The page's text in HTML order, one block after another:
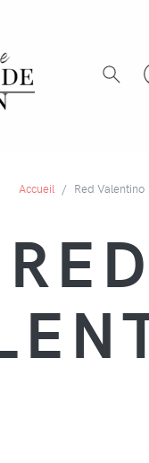
Accueil Red Valentino
RED